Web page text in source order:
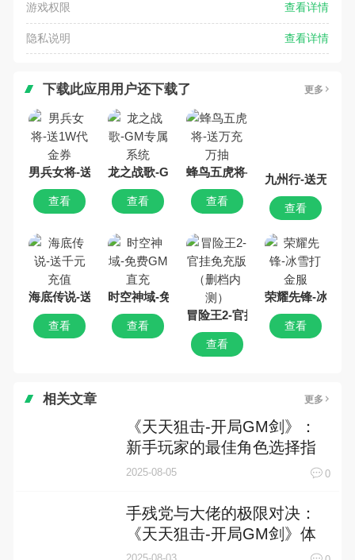
游戏权限 查看详情
隐私说明 查看详情
下载此应用用户还下载了 更多
男兵女将-送1W代金券
查看
龙之战歌-GM专属系统
查看
蜂鸟五虎将-送万充万抽
查看
九州行-送无限资
查看
海底传说-送千元充值
查看
时空神域-免费GM直充
查看
冒险王2-官挂免充版（删档内测
查看
荣耀先锋-冰雪打
查看
相关文章 更多
《天天狙击-开局GM剑》：
新手玩家的最佳角色选择指
南
2025-08-05 0
手残党与大佬的极限对决：
《天天狙击-开局GM剑》体
验两极分化实录